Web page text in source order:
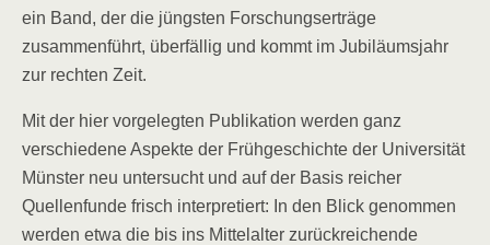
ein Band, der die jüngsten Forschungserträge
zusammenführt, überfällig und kommt im Jubiläumsjahr
zur rechten Zeit.
Mit der hier vorgelegten Publikation werden ganz
verschiedene Aspekte der Frühgeschichte der Universität
Münster neu untersucht und auf der Basis reicher
Quellenfunde frisch interpretiert: In den Blick genommen
werden etwa die bis ins Mittelalter zurückreichende